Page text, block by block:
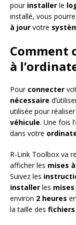
pour installer le
installé, vous
à jour votre
Comment
à
Pour connecter
nécessaire
utilisée pour réaliser
véhicule. Une fois l’
dans votre
R-Link Toolbox va
afficher les mises
Suivez les
installer les
environ 2 heures
la taille des fichiers.